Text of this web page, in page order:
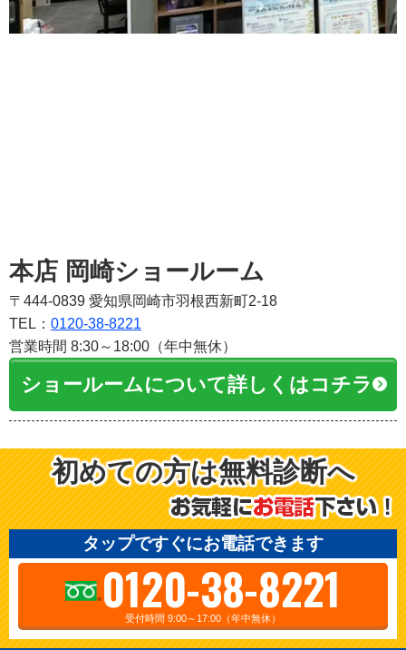
本店 岡崎ショールーム
〒444-0839 愛知県岡崎市羽根西新町2-18
TEL： 0120-38-8221
営業時間 8:30～18:00（年中無休）
ショールームについて詳しくはコチラ
初めての方は無料診断へ
タップですぐにお電話できます
0120-38-8221
受付時間 9:00～17:00（年中無休）